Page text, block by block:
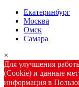
Екатеринбург
Москва
Омск
Самара
×
Для улучшения
(Cookie) и данные
информация в